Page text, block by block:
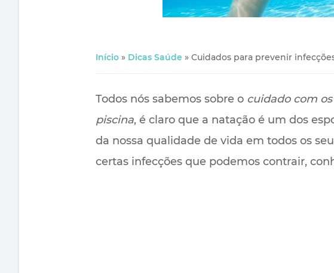
Início » Dicas Saúde » Cuidados para prevenir
Todos nós sabemos sobre o cuidado com
piscina, é claro que a natação é um dos
da nossa qualidade de vida em todos os
certas infecções que podemos contrair,